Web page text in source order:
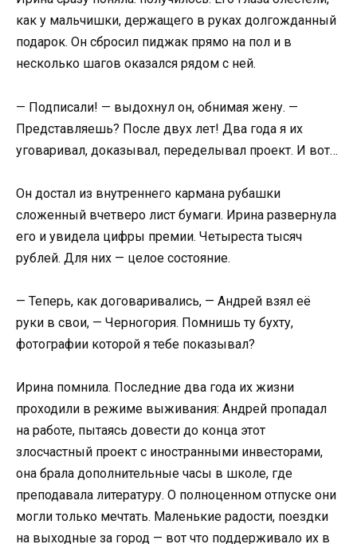
как у мальчишки, держащего в руках долгожданный
подарок. Он сбросил пиджак прямо на пол и в
несколько шагов оказался рядом с ней.
— Подписали! — выдохнул он, обнимая жену. —
Представляешь? После двух лет! Два года я их
уговаривал, доказывал, переделывал проект. И вот…
Он достал из внутреннего кармана рубашки
сложенный вчетверо лист бумаги. Ирина развернула
его и увидела цифры премии. Четыреста тысяч
рублей. Для них — целое состояние.
— Теперь, как договаривались, — Андрей взял её
руки в свои, — Черногория. Помнишь ту бухту,
фотографии которой я тебе показывал?
Ирина помнила. Последние два года их жизни
проходили в режиме выживания: Андрей пропадал
на работе, пытаясь довести до конца этот
злосчастный проект с иностранными инвесторами,
она брала дополнительные часы в школе, где
преподавала литературу. О полноценном отпуске они
могли только мечтать. Маленькие радости, поездки
на выходные за город — вот что поддерживало их в